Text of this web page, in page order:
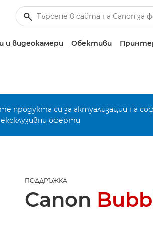
видеокамери Обективи
продукта си за актуализации на
оферти
ПОДДРЪЖКА
Canon